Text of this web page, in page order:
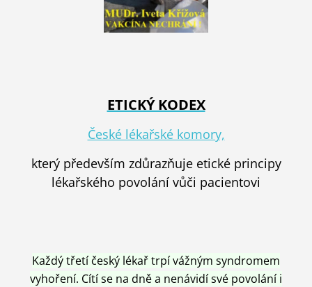
ETICKÝ KODEX
České lékařské komory,
který především zdůrazňuje etické principy
lékařského povolání vůči pacientovi
Každý třetí český lékař trpí vážným syndromem
vyhoření. Cítí se na dně a nenávidí své povolání i